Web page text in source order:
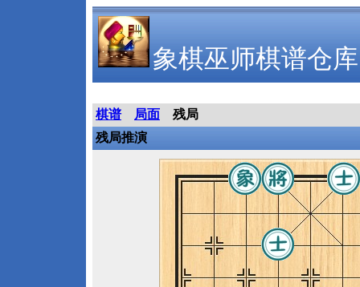
象棋巫师棋谱仓库
棋谱 局面
残局
残局推演